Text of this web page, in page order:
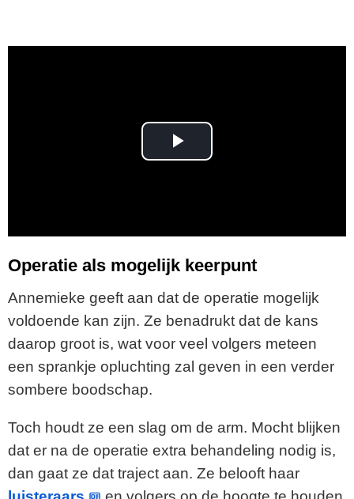
P
a
y
V
i
d
o
Operatie als mogelijk keerpunt
Annemieke geeft aan dat de operatie mogelijk
voldoende kan zijn. Ze benadrukt dat de kans
daarop groot is, wat voor veel volgers meteen
een sprankje opluchting zal geven in een verder
sombere boodschap.
Toch houdt ze een slag om de arm. Mocht blijken
dat er na de operatie extra behandeling nodig is,
dan gaat ze dat traject aan. Ze belooft haar